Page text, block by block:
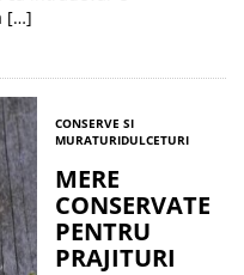
[…]
CONSERVE SI
MURATURIDULCETURI
MERE
CONSERVATE
PENTRU
PRAJITURI